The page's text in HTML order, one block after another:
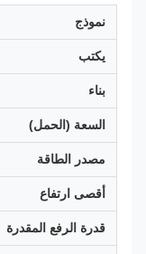
نموذج
يكتب
بناء
السعة (الحمل)
مصدر الطاقة
أقصى ارتفاع
قدرة الرفع المقدرة